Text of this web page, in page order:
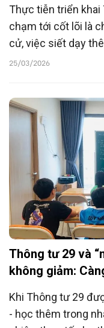
Thực tiễn triển khai
chạm tới cốt lõi là
cử, việc siết dạy
thế. Đích đến cuối
lo sợ mơ hồ.
25/03/2026
Thông tư 29 và
không giảm:
Khi Thông tư 29
- học thêm trong